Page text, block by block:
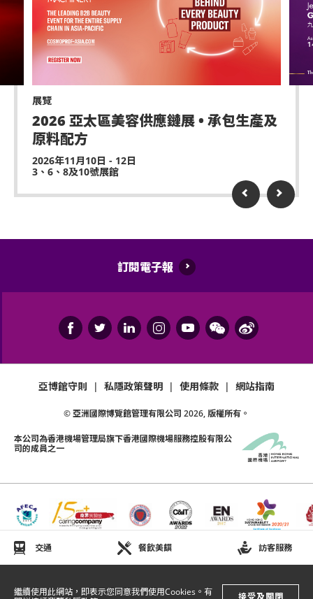
繼續使用此網站，即表示您同意我們使用Cookies。有
接受及關閉
交通 餐飲美饌 訪客服務
展覽
2026 亞太區美容供應鏈展 • 承包生產及
原料配方
2026年11月10日 - 12日
3、6、8及10號展館
訂閱電子報
亞博館守則 | 私隱政策聲明 | 使用條款 | 網站指南
© 亞洲國際博覽館管理有限公司 2026, 版權所有。
本公司為香港機場管理局旗下香港國際機場服務控股有限公
司的成員之一